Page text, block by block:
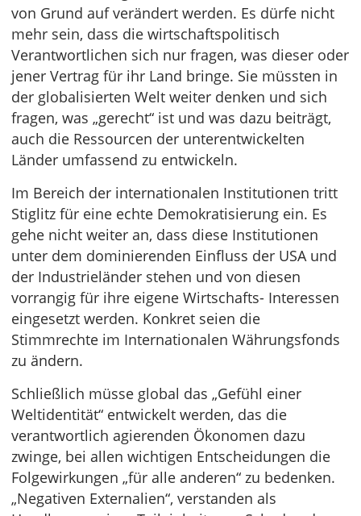
von Grund auf verändert werden. Es dürfe nicht
mehr sein, dass die wirtschaftspolitisch
Verantwortlichen sich nur fragen, was dieser oder
jener Vertrag für ihr Land bringe. Sie müssten in
der globalisierten Welt weiter denken und sich
fragen, was „gerecht“ ist und was dazu beiträgt,
auch die Ressourcen der unterentwickelten
Länder umfassend zu entwickeln.
Im Bereich der internationalen Institutionen tritt
Stiglitz für eine echte Demokratisierung ein. Es
gehe nicht weiter an, dass diese Institutionen
unter dem dominierenden Einfluss der USA und
der Industrieländer stehen und von diesen
vorrangig für ihre eigene Wirtschafts- Interessen
eingesetzt werden. Konkret seien die
Stimmrechte im Internationalen Währungsfonds
zu ändern.
Schließlich müsse global das „Gefühl einer
Weltidentität“ entwickelt werden, das die
verantwortlich agierenden Ökonomen dazu
zwinge, bei allen wichtigen Entscheidungen die
Folgewirkungen „für alle anderen“ zu bedenken.
„Negativen Externalien“, verstanden als